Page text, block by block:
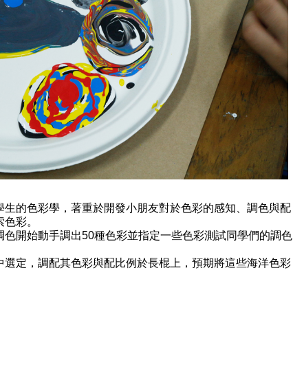
的色彩學，著重於開發小朋友對於色彩的感知、調色與配
彩。
開始動手調出50種色彩並指定一些色彩測試同學們的調色
定，調配其色彩與配比例於長棍上，預期將這些海洋色彩